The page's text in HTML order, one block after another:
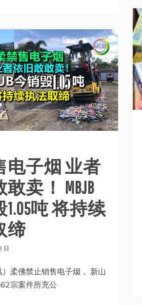
电子烟 业者
卖！ MBJB
吨 将持续
缔
日
）柔佛禁止销售电子烟， 新山
宗案件所充公